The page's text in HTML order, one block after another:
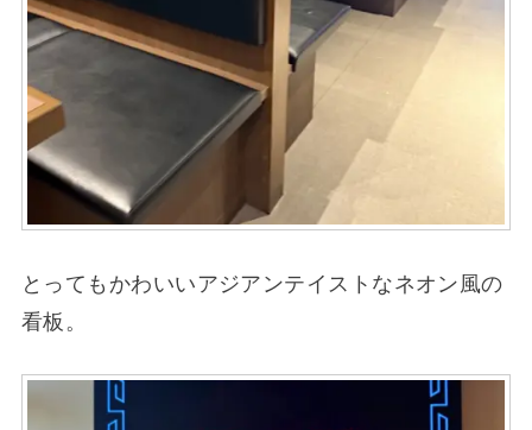
とってもかわいいアジアンテイストなネオン風の
看板。